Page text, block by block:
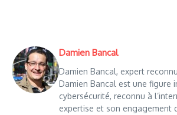
Damien Bancal
Damien Bancal, expert
Damien Bancal est une figure
cybersécurité, reconnu à
expertise et son engagement